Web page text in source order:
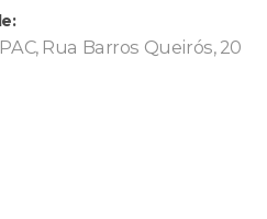
Rua Barros Queirós, 20